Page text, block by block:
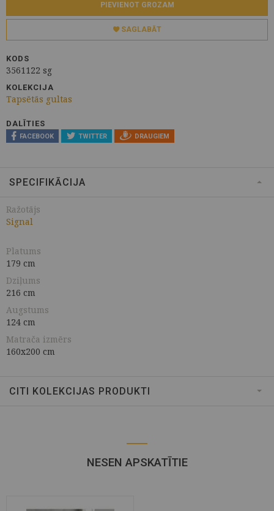
PIEVIENOT GROZAM
SAGLABĀT
KODS
3561122 sg
KOLEKCIJA
Tapsētās gultas
DALĪTIES
FACEBOOK TWITTER DRAUGIEM
SPECIFIKĀCIJA
Ražotājs
Signal
Platums
179 cm
Dziļums
216 cm
Augstums
124 cm
Matrača izmērs
160x200 cm
CITI KOLEKCIJAS PRODUKTI
NESEN APSKATĪTIE